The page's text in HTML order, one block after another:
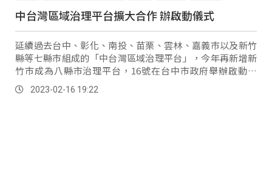
中台灣區域治理平台擴大合作 辦啟動儀式
延續過去台中、彰化、南投、苗栗、雲林、嘉義市以及新竹
縣等七縣市組成的「中台灣區域治理平台」，今年再新增新
竹市成為八縣市治理平台，16號在台中市政府舉辦啟動儀
式，各縣市首長皆到場參與，除了共謀八縣市合作發展能截
長補短、增加八縣市民眾共同利益外，也希望藉由集體力量
2023-02-16 19:22